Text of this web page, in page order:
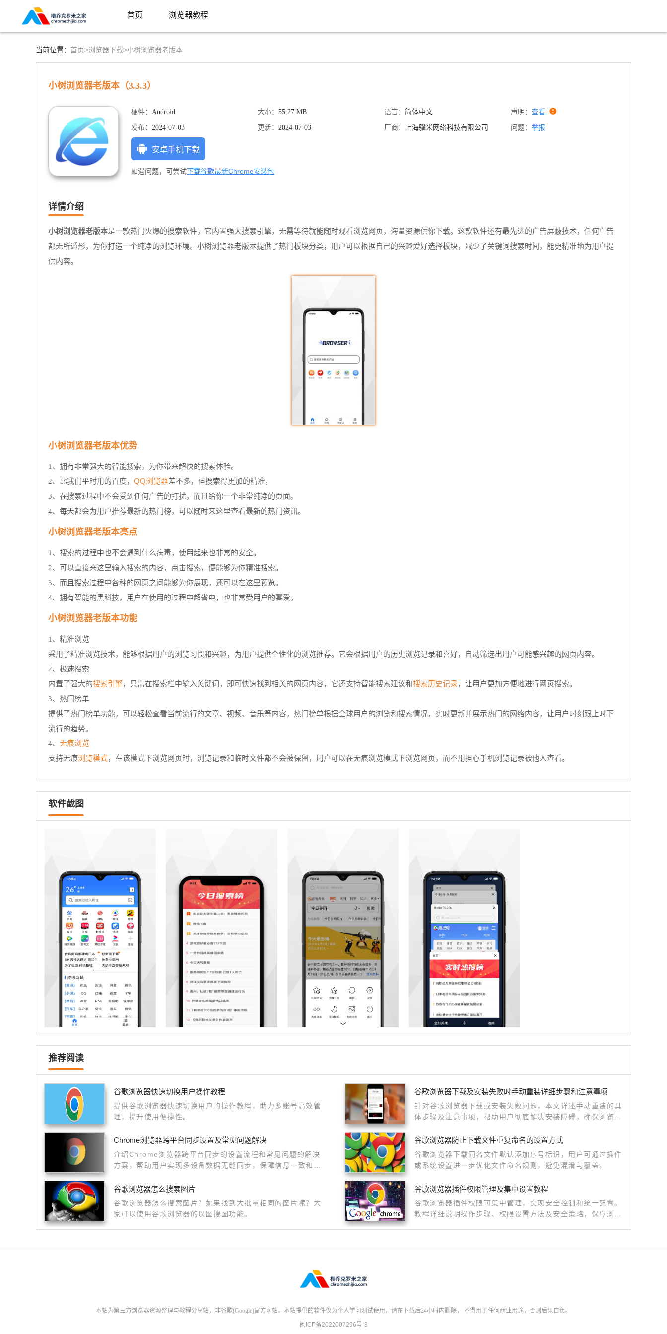
首页 浏览器教程
当前位置： 首页>浏览器下载>小树浏览器老版本
小树浏览器老版本 （3.3.3）
硬件： Android 大小：55.27 MB 语言：简体中文 声明：查看
发布： 2024-07-03 更新：2024-07-03 厂商： 上海骥米网络科技有限公司 问题：举报
安卓手机下载
如遇问题，可尝试下载谷歌最新Chrome安装包
详情介绍
小树浏览器老版本是一款热门火爆的搜索软件，它内置强大搜索引擎，无需等待就能随时观看浏览网页，海量资源供你下载。这款软件还有最先进的广告屏蔽技术，任何广告
都无所遁形，为你打造一个纯净的浏览环境。小树浏览器老版本提供了热门板块分类，用户可以根据自己的兴趣爱好选择板块，减少了关键词搜索时间，能更精准地为用户提
供内容。
小树浏览器老版本优势
1、拥有非常强大的智能搜索，为你带来超快的搜索体验。
2、比我们平时用的百度， QQ浏览器差不多，但搜索得更加的精准。
3、在搜索过程中不会受到任何广告的打扰，而且给你一个非常纯净的页面。
4、每天都会为用户推荐最新的热门榜，可以随时来这里查看最新的热门资讯。
小树浏览器老版本亮点
1、搜索的过程中也不会遇到什么病毒，使用起来也非常的安全。
2、可以直接来这里输入搜索的内容，点击搜索，便能够为你精准搜索。
3、而且搜索过程中各种的网页之间能够为你展现，还可以在这里预览。
4、拥有智能的黑科技，用户在使用的过程中超省电，也非常受用户的喜爱。
小树浏览器老版本功能
1、精准浏览
采用了精准浏览技术，能够根据用户的浏览习惯和兴趣，为用户提供个性化的浏览推荐。它会根据用户的历史浏览记录和喜好，自动筛选出用户可能感兴趣的网页内容。
2、极速搜索
内置了强大的搜索引擎，只需在搜索栏中输入关键词，即可快速找到相关的网页内容，它还支持智能搜索建议和搜索历史记录，让用户更加方便地进行网页搜索。
3、热门榜单
提供了热门榜单功能，可以轻松查看当前流行的文章、视频、音乐等内容，热门榜单根据全球用户的浏览和搜索情况，实时更新并展示热门的网络内容，让用户时刻跟上时下
流行的趋势。
4、 无痕浏览
支持无痕浏览模式，在该模式下浏览网页时，浏览记录和临时文件都不会被保留，用户可以在无痕浏览模式下浏览网页，而不用担心手机浏览记录被他人查看。
软件截图
推荐阅读
谷歌浏览器快速切换用户操作教程
提供谷歌浏览器快速切换用户的操作教程，助力多账号高效管
理，提升使用便捷性。
谷歌浏览器下载及安装失败时手动重装详细步骤和注意事项
针对谷歌浏览器下载或安装失败问题，本文详述手动重装的具
体步骤及注意事项，帮助用户彻底解决安装障碍，确保浏览器
Chrome浏览器跨平台同步设置及常见问题解决
介绍Chrome浏览器跨平台同步的设置流程和常见问题的解决
方案，帮助用户实现多设备数据无缝同步，保障信息一致和安
谷歌浏览器防止下载文件重复命名的设置方式
谷歌浏览器下载同名文件默认添加序号标识，用户可通过插件
或系统设置进一步优化文件命名规则，避免混淆与覆盖。
谷歌浏览器怎么搜索图片
谷歌浏览器怎么搜索图片？如果找到大批量相同的图片呢？大
家可以使用谷歌浏览器的以图搜图功能。
谷歌浏览器插件权限管理及集中设置教程
谷歌浏览器插件权限可集中管理，实现安全控制和统一配置。
教程详细说明操作步骤、权限设置方法及安全策略，保障浏览
本站为第三方浏览器资源整理与教程分享站，非谷歌(Google)官方网站。本站提供的软件仅为个人学习测试使用，请在下载后24小时内删除，
不得用于任何商业用途，否则后果自负。
闽ICP备2022007296号-8